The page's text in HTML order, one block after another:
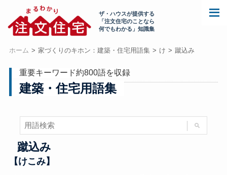
ザ・ハウスが提供する
「注文住宅のことなら
何でもわかる」知識集
ホーム 家づくりのキホン：建築・住宅用語集 け 蹴込み
重要キーワード約800語を収録
建築・住宅用語集
蹴込み
【けこみ】